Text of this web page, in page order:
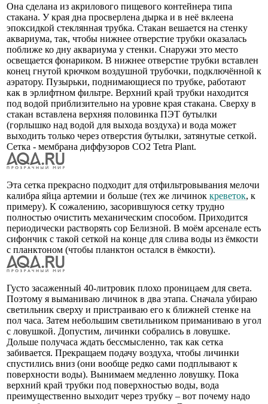
Она сделана из акрилового пищевого контейнера типа
стакана. У края дна просверлена дырка и в неё вклеена
эпоксидкой стеклянная трубка. Стакан вешается на стенку
аквариума, так, чтобы нижнее отверстие трубки оказалась
поближе ко дну аквариума у стенки. Снаружи это место
освещается фонариком. В нижнее отверстие трубки вставлен
конец гнутой крючком воздушной трубочки, подключённой к
аэратору. Пузырьки, поднимающиеся по трубке, работают
как в эрлифтном фильтре. Верхний край трубки находится
под водой приблизительно на уровне края стакана. Сверху в
стакан вставлена верхняя половинка ПЭТ бутылки
(горлышко над водой для выхода воздуха) и вода может
выходить только через отверстия бутылки, затянутые сеткой.
Сетка - мембрана диффузоров CO2 Tetra Plant.
Эта сетка прекрасно подходит для отфильтровывания мелочи
калибра яйца артемии и больше (тех же личинок креветок, к
примеру). К сожалению, засорившуюся сетку трудно
полностью очистить механическим способом. Приходится
периодически растворять сор Белизной. В моём арсенале есть
сифончик с такой сеткой на конце для слива воды из ёмкости
с планктоном (чтобы планктон остался в ёмкости).
Густо засаженный 40-литровик плохо проницаем для света.
Поэтому я выманиваю личинок в два этапа. Сначала убираю
светильник сверху и пристраиваю его к ближней стенке на
пол часа. Затем небольшим светильником приманиваю в угол
с ловушкой. Допустим, личинки собрались в ловушке.
Дольше получаса ждать бессмысленно, так как сетка
забивается. Прекращаем подачу воздуха, чтобы личинки
спустились вниз (они вообще редко сами подплывают к
поверхности воды). Вынимаем медленно ловушку. Пока
верхний край трубки под поверхностью воды, вода
преимущественно выходит через трубку – вот почему надо